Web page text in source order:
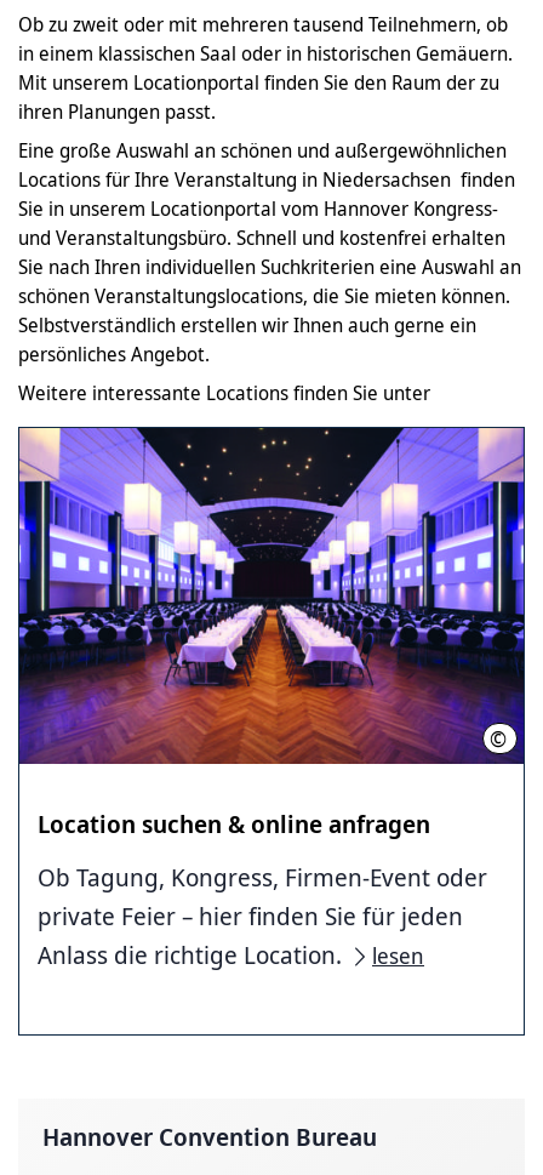
Ob zu zweit oder mit mehreren tausend Teilnehmern, ob
in einem klassischen Saal oder in historischen Gemäuern.
Mit unserem Locationportal finden Sie den Raum der zu
ihren Planungen passt.
Eine große Auswahl an schönen und außergewöhnlichen
Locations für Ihre Veranstaltung in Niedersachsen finden
Sie in unserem Locationportal vom Hannover Kongress-
und Veranstaltungsbüro. Schnell und kostenfrei erhalten
Sie nach Ihren individuellen Suchkriterien eine Auswahl an
schönen Veranstaltungslocations, die Sie mieten können.
Selbstverständlich erstellen wir Ihnen auch gerne ein
persönliches Angebot.
Weitere interessante Locations finden Sie unter
©
Location suchen & online anfragen
Ob Tagung, Kongress, Firmen-Event oder
private Feier – hier finden Sie für je­den
Anlass die richtige Location.
lesen
Hannover Convention Bureau